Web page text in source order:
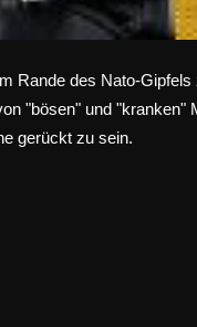
Rande des Nato-
"bösen" und
gerückt zu sein.